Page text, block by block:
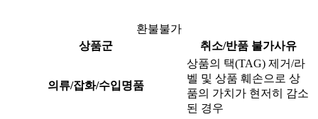
환불불가
상품군
취소/반품 불가사유
의류/잡화/수입명품
상품의 택(TAG) 제거/라
벨 및 상품 훼손으로 상
품의 가치가 현저히 감소
된 경우